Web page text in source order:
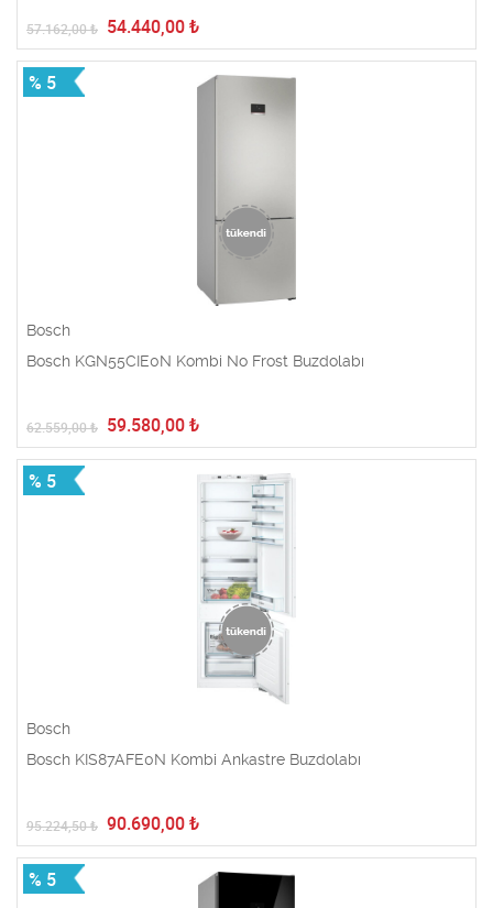
57.162,00₺ 54.440,00 ₺
% 5
Bosch
Bosch KGN55CIE0N Kombi No Frost Buzdolabı
62.559,00₺ 59.580,00 ₺
% 5
Bosch
Bosch KIS87AFE0N Kombi Ankastre Buzdolabı
95.224,50₺ 90.690,00 ₺
% 5